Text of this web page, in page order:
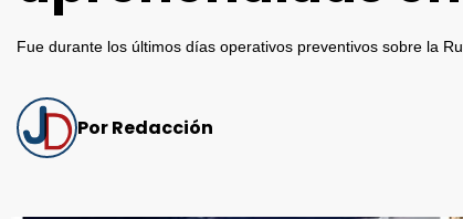
Fue durante los últimos días operativos preventivos sobre la
Por Redacción